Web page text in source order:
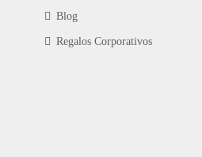
Blog
Regalos Corporativos